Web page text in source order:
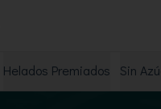
Helados Premiados Sin